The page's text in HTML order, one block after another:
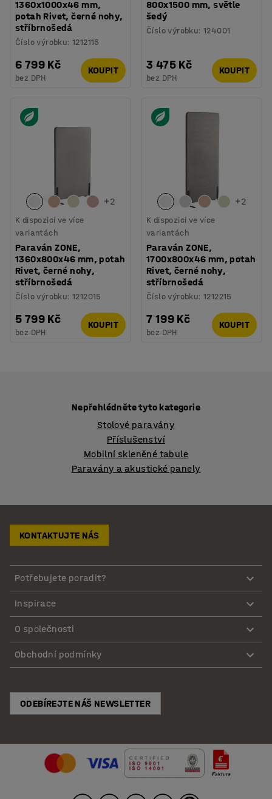
1360x1000x46 mm,
potah Rivet, černé nohy,
stříbrnošedá
Číslo výrobku:1212115
6 799 Kč
bez DPH
KOUPIT
800x1500 mm, světle
šedý
Číslo výrobku:124001
3 475 Kč
bez DPH
KOUPIT
+2
K dispozici ve více
variantách
Paraván ZONE,
1360x800x46 mm, potah
Rivet, černé nohy,
stříbrnošedá
Číslo výrobku:1212015
5 799 Kč
bez DPH
KOUPIT
+2
K dispozici ve více
variantách
Paraván ZONE,
1700x800x46 mm, potah
Rivet, černé nohy,
stříbrnošedá
Číslo výrobku:1212215
7 199 Kč
bez DPH
KOUPIT
Nepřehlédněte tyto kategorie
Stolové paravány
Příslušenství
Mobilní skleněné tabule
Paravány a akustické panely
KONTAKTUJTE NÁS
Potřebujete poradit?
Inspirace
O společnosti
Obchodní podmínky
ODEBÍREJTE NÁŠ NEWSLETTER